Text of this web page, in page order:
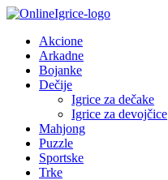
Akcione
Arkadne
Bojanke
Dečije
Igrice za dečake
Igrice za devojčice
Mahjong
Puzzle
Sportske
Trke